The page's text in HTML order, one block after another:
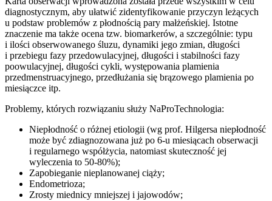
diagnostycznym, aby ułatwić zidentyfikowanie przyczyn leżących
u podstaw problemów z płodnością pary małżeńskiej. Istotne
znaczenie ma także ocena tzw. biomarkerów, a szczególnie: typu
i ilości obserwowanego śluzu, dynamiki jego zmian, długości
i przebiegu fazy przedowulacyjnej, długości i stabilności fazy
poowulacyjnej, długości cykli, występowania plamienia
przedmenstruacyjnego, przedłużania się brązowego plamienia po
miesiączce itp.
Problemy, których rozwiązaniu służy NaProTechnologia:
Niepłodność o różnej etiologii (wg prof. Hilgersa niepłodność
może być zdiagnozowana już po 6-u miesiącach obserwacji
i regularnego współżycia, natomiast skuteczność jej
wyleczenia to 50-80%);
Zapobieganie nieplanowanej ciąży;
Endometrioza;
Zrosty miednicy mniejszej i jajowodów;